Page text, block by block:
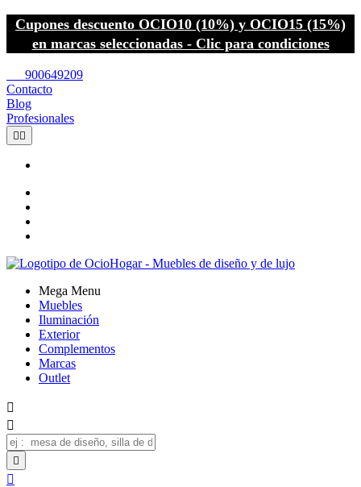
Cupones descuento OCIO10 (10%) y OCIO15 (15%)
en marcas seleccionadas - Clic para condiciones
900649209
Contacto
Blog
Profesionales
 
Mega Menu
Muebles
Iluminación
Exterior
Complementos
Marcas
Outlet



